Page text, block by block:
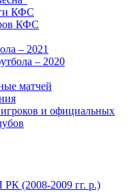
КФС
КФС
– 2021
– 2020
матчей
и официальных
(2008-2009 гг. р.)